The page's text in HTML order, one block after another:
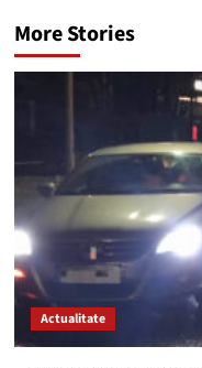
More Stories
Actualitate